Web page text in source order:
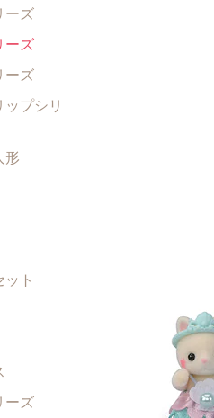
ーズ
ーズ
ーズ
プシリ
形
ット
ーズ